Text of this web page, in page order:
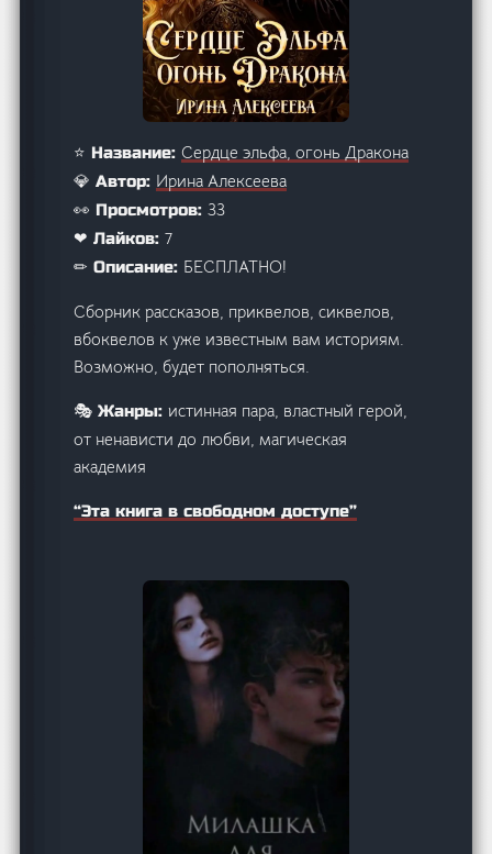
⭐ Название:Сердце эльфа, огонь Дракона
💎 Автор: Ирина Алексеева
👀 Просмотров:33
❤ Лайков:7
✏ Описание: БЕСПЛАТНО!
Сборник рассказов, приквелов, сиквелов,
вбоквелов к уже известным вам историям.
Возможно, будет пополняться.
🎭 Жанры:истинная пара, властный герой,
от ненависти до любви, магическая
академия
“Эта книга в свободном доступе”